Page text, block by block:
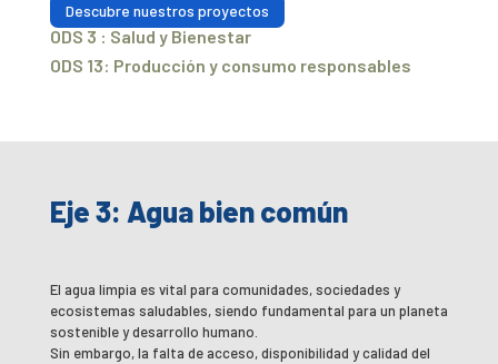
Descubre nuestros proyectos
ODS 3 : Salud y Bienestar
ODS 13: Producción y consumo responsables
Eje 3: Agua bien común
El agua limpia es vital para comunidades, sociedades y
ecosistemas saludables, siendo fundamental para un planeta
sostenible y desarrollo humano.
Sin embargo, la falta de acceso, disponibilidad y calidad del